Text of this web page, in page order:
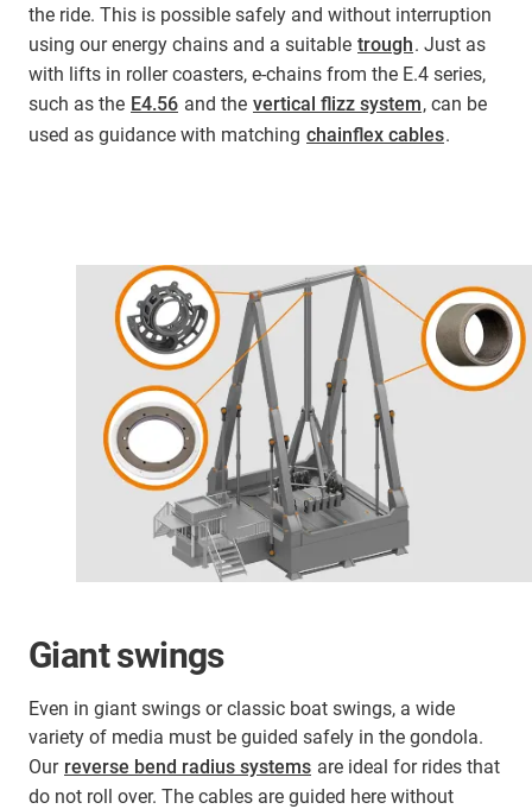
the ride. This is possible safely and without interruption
using our energy chains and a suitable trough. Just as
with lifts in roller coasters, e-chains from the E.4 series,
such as the E4.56 and the vertical flizz system, can be
used as guidance with matching chainflex cables.
Giant swings
Even in giant swings or classic boat swings, a wide
variety of media must be guided safely in the gondola.
Our reverse bend radius systems are ideal for rides that
do not roll over. The cables are guided here without